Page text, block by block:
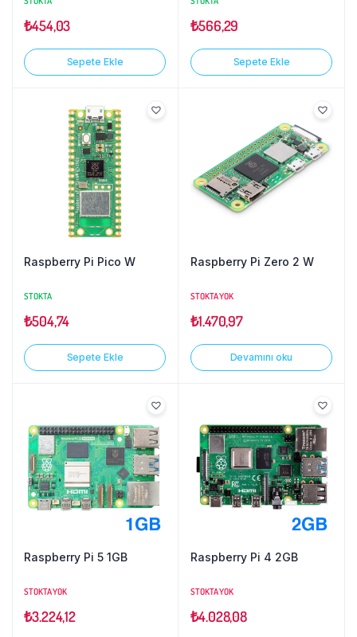
₺454,03
Sepete Ekle
₺566,29
Sepete Ekle
Raspberry Pi Pico W
STOKTA
₺504,74
Sepete Ekle
Raspberry Pi Zero 2 W
STOKTA YOK
₺1.470,97
Devamını oku
Raspberry Pi 5 1GB
STOKTA YOK
₺3.224,12
Raspberry Pi 4 2GB
STOKTA YOK
₺4.028,08